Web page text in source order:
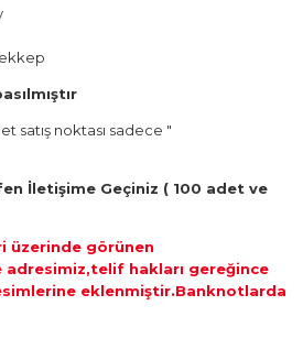
satış noktası sadece "
İletişime Geçiniz ( 100 adet ve
üzerinde görünen
hakları gereğince
eklenmiştir.Banknotlarda